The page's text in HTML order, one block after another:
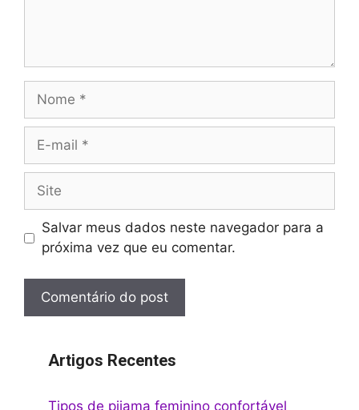
Nome
Site
Salvar meus dados neste navegador para a
próxima vez que eu comentar.
Artigos Recentes
Tipos de pijama feminino confortável